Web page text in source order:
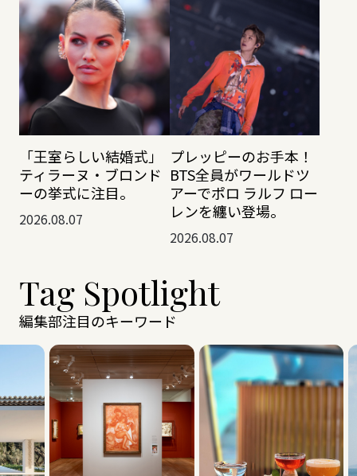
「王室らしい結婚式」
ティラーヌ・ブロンド
ーの挙式に注目。
2026.08.07
プレッピーのお手本！
BTS全員がワールドツ
アーでポロ ラルフ ロー
レンを纏い登場。
2026.08.07
Tag Spotlight
編集部注目のキーワード